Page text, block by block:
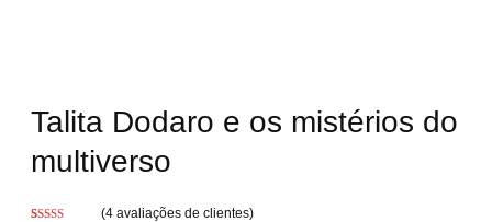
Talita Dodaro e os mistérios do
multiverso
(4 avaliações de clientes)